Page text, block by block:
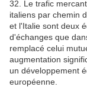
32. Le trafic
italiens par chemin
et l'Italie sont deux
d'échanges que
remplacé celui
augmentation
un développement
européenne.